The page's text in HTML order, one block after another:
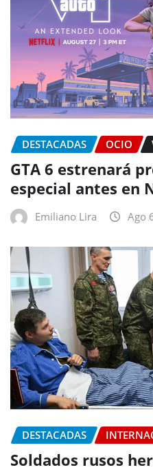
DESTACADAS OCIO
GTA 6 estrenará
especial antes en
Emiliano Lira Ago
DESTACADAS
Soldados rusos